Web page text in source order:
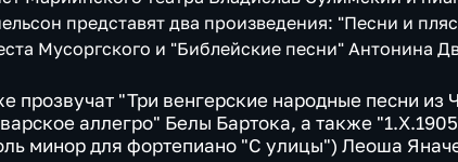
представят два произведения: "Песни и
Мусоргского и "Библейские песни" Антонина
прозвучат "Три венгерские народные песни из
аллегро" Белы Бартока, а также
минор для фортепиано "С улицы") Леоша